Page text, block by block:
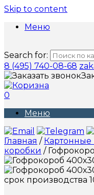
Skip to content
Меню
Search for:
8 (495) 740-08-68
0
Меню
Главная / Картонные
коробки /
срок производства